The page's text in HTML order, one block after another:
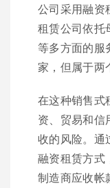
公司采用融资
租赁公司依托
等多方面的服
家，但属于两
在这种销售式
资、贸易和信
收的风险。通
融资租赁方式
制造商应收帐